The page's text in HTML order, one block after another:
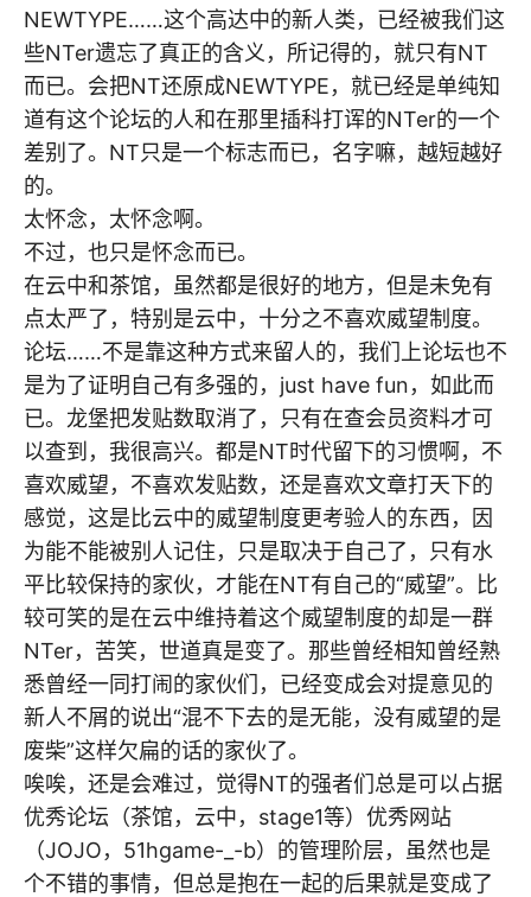
NEWTYPE……这个高达中的新人类，已经被我们这
些NTer遗忘了真正的含义，所记得的，就只有NT
而已。会把NT还原成NEWTYPE，就已经是单纯知
道有这个论坛的人和在那里插科打诨的NTer的一个
差别了。NT只是一个标志而已，名字嘛，越短越好
的。
太怀念，太怀念啊。
不过，也只是怀念而已。
在云中和茶馆，虽然都是很好的地方，但是未免有
点太严了，特别是云中，十分之不喜欢威望制度。
论坛……不是靠这种方式来留人的，我们上论坛也不
是为了证明自己有多强的，just have fun，如此而
已。龙堡把发贴数取消了，只有在查会员资料才可
以查到，我很高兴。都是NT时代留下的习惯啊，不
喜欢威望，不喜欢发贴数，还是喜欢文章打天下的
感觉，这是比云中的威望制度更考验人的东西，因
为能不能被别人记住，只是取决于自己了，只有水
平比较保持的家伙，才能在NT有自己的“威望”。比
较可笑的是在云中维持着这个威望制度的却是一群
NTer，苦笑，世道真是变了。那些曾经相知曾经熟
悉曾经一同打闹的家伙们，已经变成会对提意见的
新人不屑的说出“混不下去的是无能，没有威望的是
废柴”这样欠扁的话的家伙了。
唉唉，还是会难过，觉得NT的强者们总是可以占据
优秀论坛（茶馆，云中，stage1等）优秀网站
（JOJO，51hgame-_-b）的管理阶层，虽然也是
个不错的事情，但总是抱在一起的后果就是变成了